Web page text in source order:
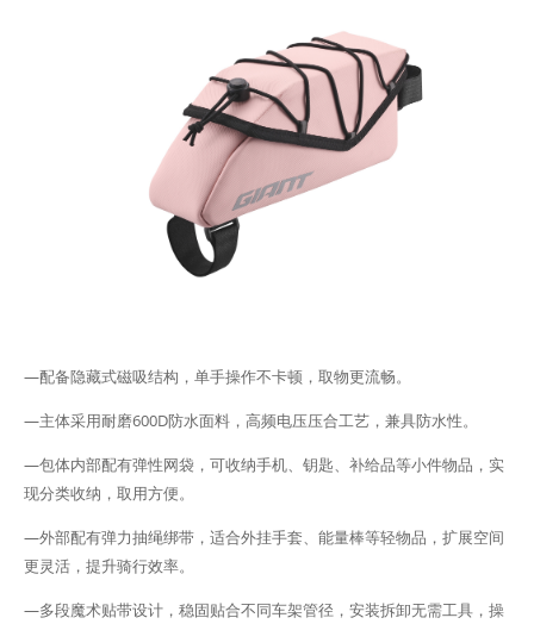
—配备隐藏式磁吸结构，单手操作不卡顿，取物更流畅。
—主体采用耐磨600D防水面料，高频电压压合工艺，兼具防水性。
—包体内部配有弹性网袋，可收纳手机、钥匙、补给品等小件物品，实
现分类收纳，取用方便。
—外部配有弹力抽绳绑带，适合外挂手套、能量棒等轻物品，扩展空间
更灵活，提升骑行效率。
—多段魔术贴带设计，稳固贴合不同车架管径，安装拆卸无需工具，操